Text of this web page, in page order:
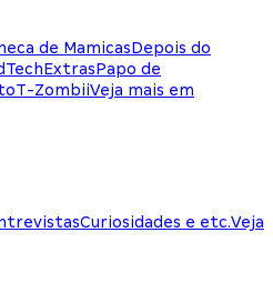
de MamicasDepois do
ExtrasPapo de
T-ZombiiVeja mais em
Curiosidades e etc.Veja